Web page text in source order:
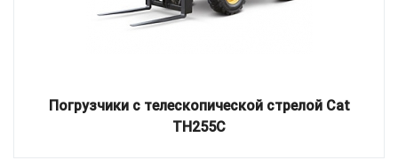
Погрузчики с телескопической стрелой Cat
TH255C